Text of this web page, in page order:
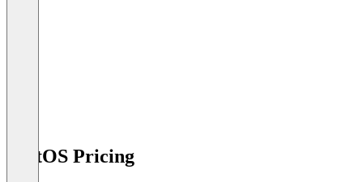
LoftOS Pricing